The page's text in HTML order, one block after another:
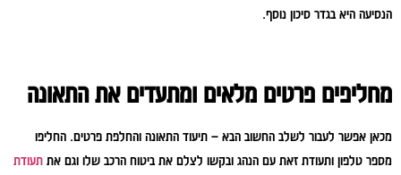
הנסיעה היא בגדר סיכון נוסף.
מחליפים פרטים מלאים ומתעדים את התאונה
מכאן אפשר לעבור לשלב החשוב הבא – תיעוד התאונה והחלפת פרטים. החליפו
מספר טלפון ותעודת זאת עם הנהג ובקשו לצלם את ביטוח הרכב שלו וגם את תעודת